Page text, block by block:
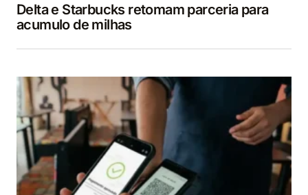
Delta e Starbucks retomam parceria para
acumulo de milhas